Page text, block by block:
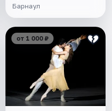
Барнаул
от 1 000 ₽